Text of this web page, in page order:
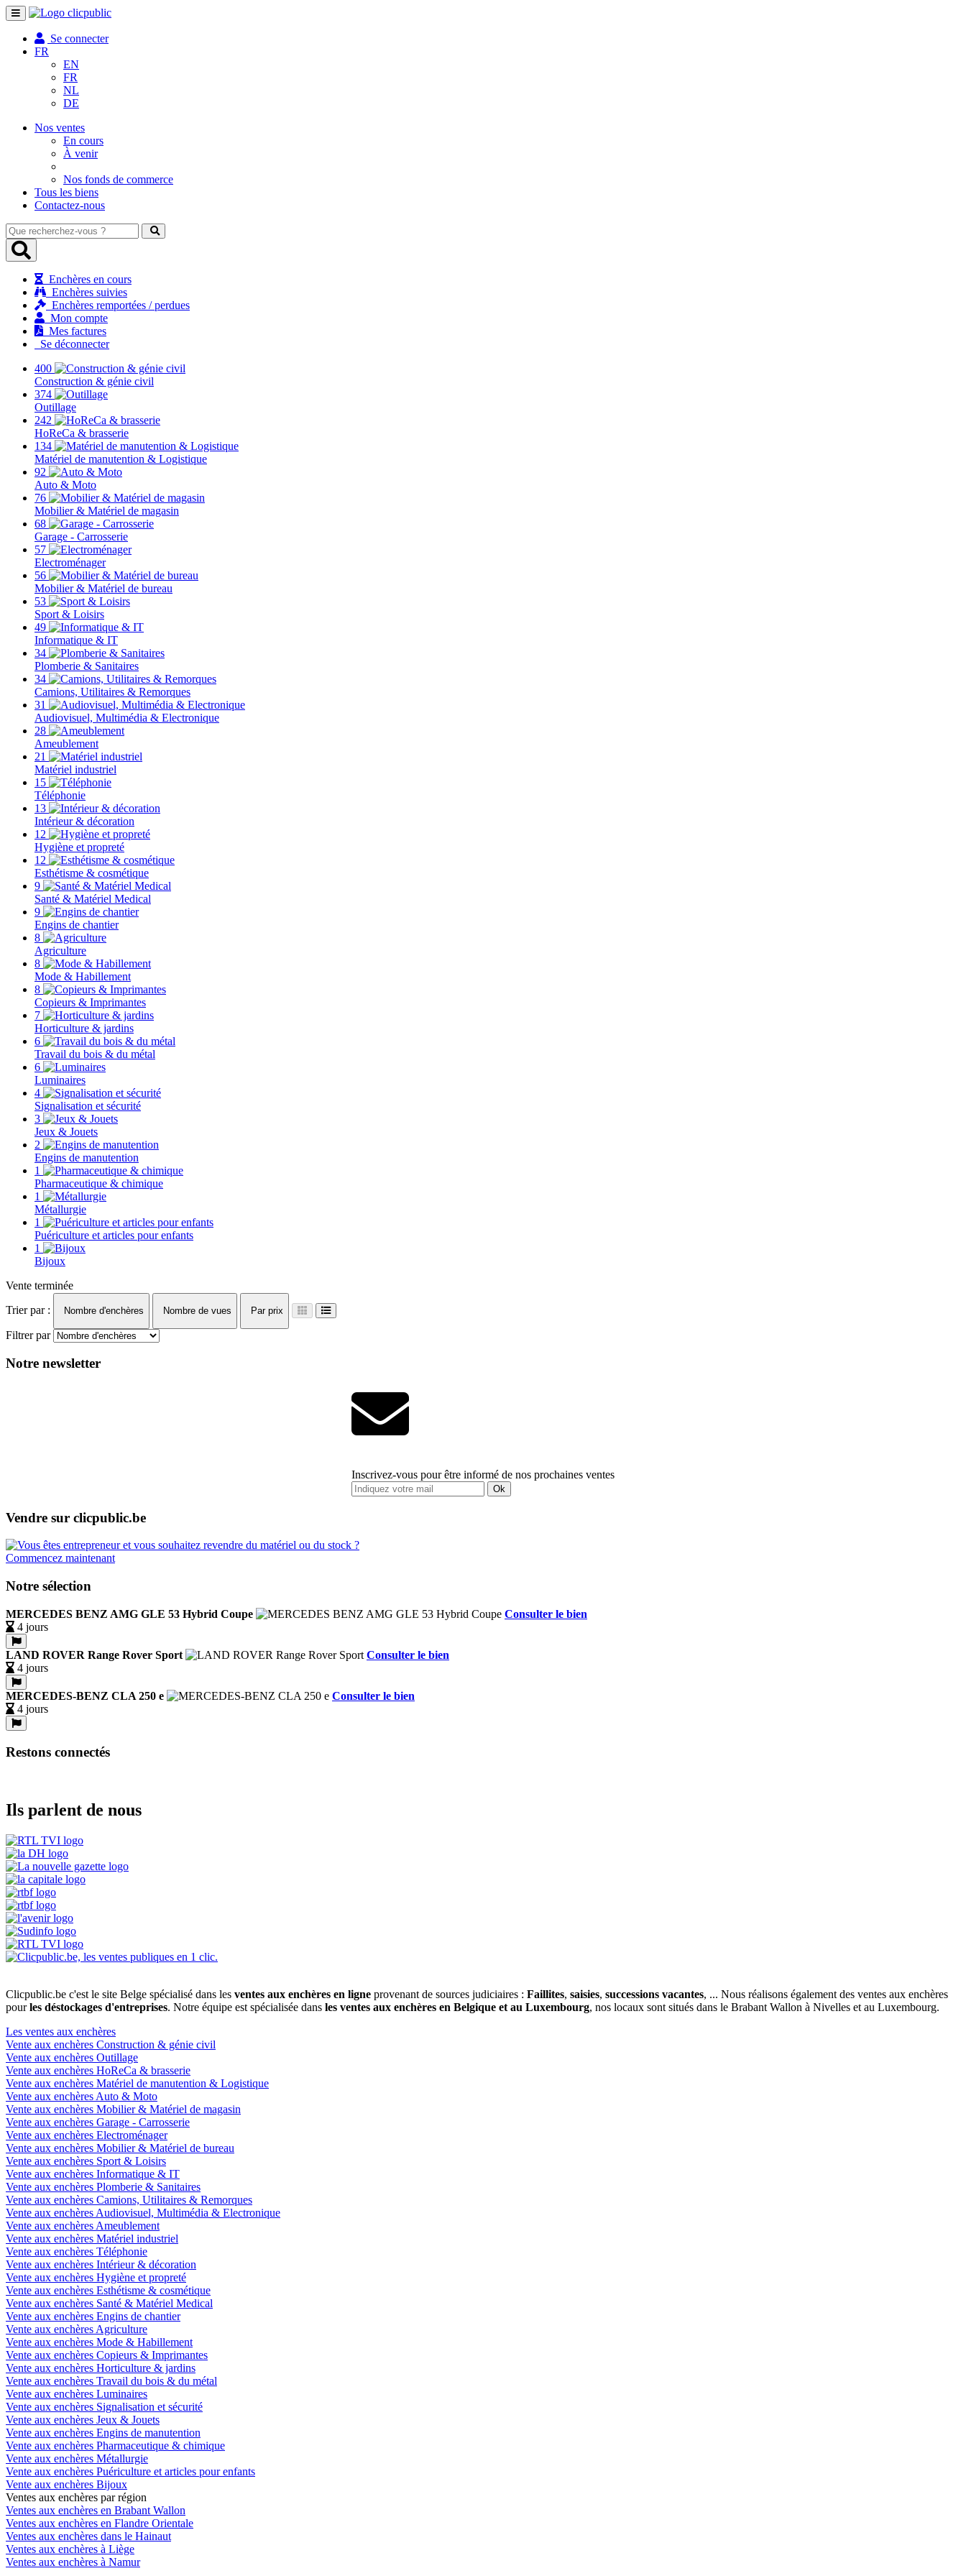
Toggle
navigation
Se connecter
FR
EN
FR
NL
DE
Nos ventes
En cours
À venir
Nos fonds de commerce
Tous les biens
Contactez-nous
Que
recherchez-
vous
Enchères en cours
Enchères suivies
Enchères remportées / perdues
Mon compte
Mes factures
Se déconnecter
400
Construction & génie civil
374
Outillage
242
HoReCa & brasserie
134
Matériel de manutention & Logistique
92
Auto & Moto
76
Mobilier & Matériel de magasin
68
Garage - Carrosserie
57
Electroménager
56
Mobilier & Matériel de bureau
53
Sport & Loisirs
49
Informatique & IT
34
Plomberie & Sanitaires
34
Camions, Utilitaires & Remorques
31
Audiovisuel, Multimédia & Electronique
28
Ameublement
21
Matériel industriel
15
Téléphonie
13
Intérieur & décoration
12
Hygiène et propreté
12
Esthétisme & cosmétique
9
Santé & Matériel Medical
9
Engins de chantier
8
Agriculture
8
Mode & Habillement
8
Copieurs & Imprimantes
7
Horticulture & jardins
6
Travail du bois & du métal
6
Luminaires
4
Signalisation et sécurité
3
Jeux & Jouets
2
Engins de manutention
1
Pharmaceutique & chimique
1
Métallurgie
1
Puériculture et articles pour enfants
1
Bijoux
Vente terminée
Trier par :
Nombre d'enchères Nombre de vues Par prix
Filtrer par
Notre newsletter
Inscrivez-vous pour être informé de nos prochaines ventes
Ok
Vendre sur clicpublic.be
Commencez maintenant
Notre sélection
MERCEDES BENZ AMG GLE 53 Hybrid Coupe
Consulter le bien
4 jours
LAND ROVER Range Rover Sport
Consulter le bien
4 jours
MERCEDES-BENZ CLA 250 e
Consulter le bien
4 jours
Restons connectés
Ils parlent de nous
Clicpublic.be c'est le site Belge spécialisé dans les ventes aux enchères en ligne provenant de sources judiciaires : Faillites, saisies, successions vacantes, ... Nous réalisons également des ventes aux enchères
pourles déstockages d'entreprises. Notre équipe est spécialisée dans les ventes aux enchères en Belgique et au Luxembourg, nos locaux sont situés dans le Brabant Wallon à Nivelles et au Luxembourg.
Les ventes aux enchères
Vente aux enchères Construction & génie civil
Vente aux enchères Outillage
Vente aux enchères HoReCa & brasserie
Vente aux enchères Matériel de manutention & Logistique
Vente aux enchères Auto & Moto
Vente aux enchères Mobilier & Matériel de magasin
Vente aux enchères Garage - Carrosserie
Vente aux enchères Electroménager
Vente aux enchères Mobilier & Matériel de bureau
Vente aux enchères Sport & Loisirs
Vente aux enchères Informatique & IT
Vente aux enchères Plomberie & Sanitaires
Vente aux enchères Camions, Utilitaires & Remorques
Vente aux enchères Audiovisuel, Multimédia & Electronique
Vente aux enchères Ameublement
Vente aux enchères Matériel industriel
Vente aux enchères Téléphonie
Vente aux enchères Intérieur & décoration
Vente aux enchères Hygiène et propreté
Vente aux enchères Esthétisme & cosmétique
Vente aux enchères Santé & Matériel Medical
Vente aux enchères Engins de chantier
Vente aux enchères Agriculture
Vente aux enchères Mode & Habillement
Vente aux enchères Copieurs & Imprimantes
Vente aux enchères Horticulture & jardins
Vente aux enchères Travail du bois & du métal
Vente aux enchères Luminaires
Vente aux enchères Signalisation et sécurité
Vente aux enchères Jeux & Jouets
Vente aux enchères Engins de manutention
Vente aux enchères Pharmaceutique & chimique
Vente aux enchères Métallurgie
Vente aux enchères Puériculture et articles pour enfants
Vente aux enchères Bijoux
Ventes aux enchères par région
Ventes aux enchères en Brabant Wallon
Ventes aux enchères en Flandre Orientale
Ventes aux enchères dans le Hainaut
Ventes aux enchères à Liège
Ventes aux enchères à Namur